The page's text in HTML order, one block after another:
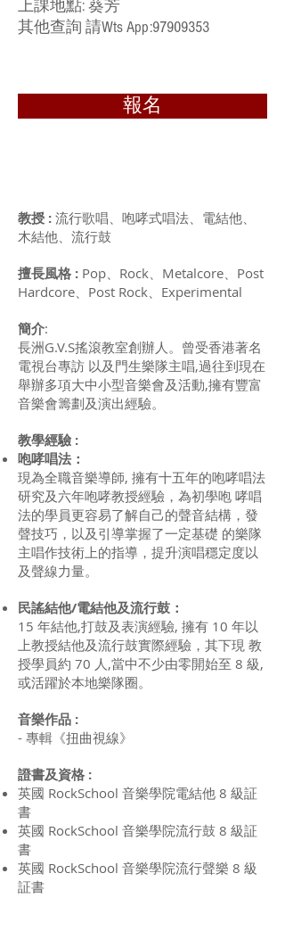
​上課地點: 葵芳
​其他查詢 請Wts App:97909353
報名
教授 : 流行歌唱、咆哮式唱法、電結他、
木結他、流行鼓
擅長風格 : Pop、Rock、Metalcore、Post
Hardcore、Post Rock、Experimental
簡介:
長洲G.V.S搖滾教室創辦人。曾受香港著名
電視台專訪 以及門生樂隊主唱,過往到現在
舉辦多項大中小型音樂會及活動,擁有豐富
音樂會籌劃及演出經驗。
教學經驗 :
咆哮唱法：
現為全職音樂導師, 擁有十五年的咆哮唱法
研究及六年咆哮教授經驗，為初學咆 哮唱
法的學員更容易了解自己的聲音結構，發
聲技巧，以及引導掌握了一定基礎 的樂隊
主唱作技術上的指導，提升演唱穩定度以
及聲線力量。
民謠結他/電結他及流行鼓：
15 年結他,打鼓及表演經驗, 擁有 10 年以
上教授結他及流行鼓實際經驗，其下現 教
授學員約 70 人,當中不少由零開始至 8 級,
或活躍於本地樂隊圈。
音樂作品 :
- 專輯《扭曲視線》
證書及資格 :
英國 RockSchool 音樂學院電結他 8 級証
書
英國 RockSchool 音樂學院流行鼓 8 級証
書
英國 RockSchool 音樂學院流行聲樂 8 級
証書